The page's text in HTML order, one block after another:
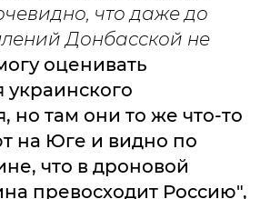
что даже до
Донбасской не
оценивать
украинского
но там они то же что-то
на Юге и видно по
что в дроновой
превосходит Россию",